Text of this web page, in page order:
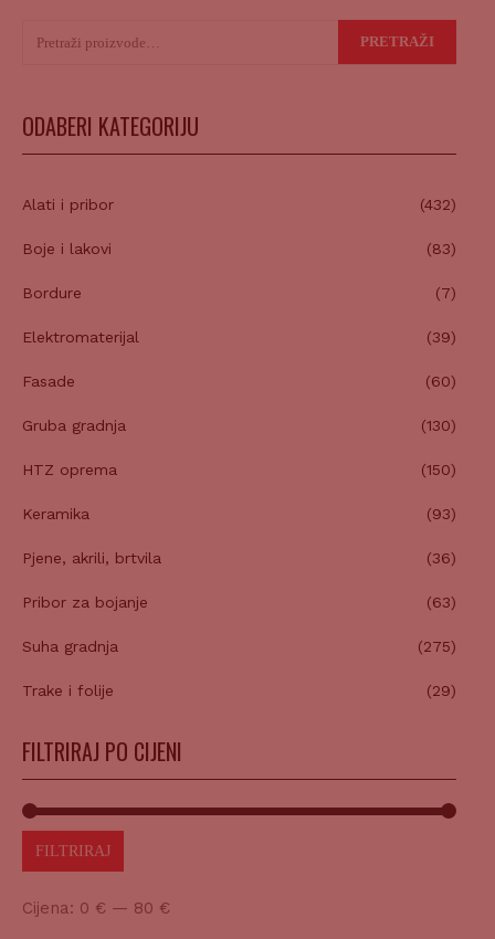
PRETRAŽI
ODABERI KATEGORIJU
Alati i pribor (432)
Boje i lakovi (83)
Bordure (7)
Elektromaterijal (39)
Fasade (60)
Gruba gradnja (130)
HTZ oprema (150)
Keramika (93)
Pjene, akrili, brtvila (36)
Pribor za bojanje (63)
Suha gradnja (275)
Trake i folije (29)
FILTRIRAJ PO CIJENI
FILTRIRAJ
Cijena: 0 € — 80 €